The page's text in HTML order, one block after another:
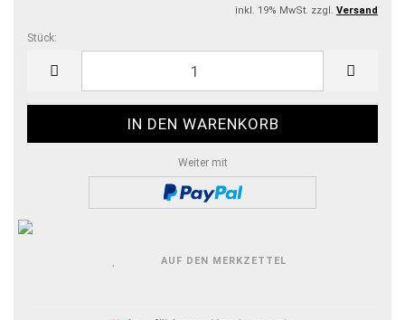
inkl. 19% MwSt. zzgl. Versand
Stück:
Weiter mit
AUF DEN MERKZETTEL